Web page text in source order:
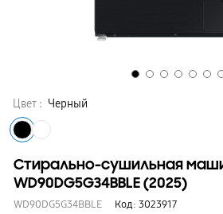
Цвет : Черный
Стирально-сушильная
WD90DG5G34BBLE (2025)
WD90DG5G34BBLE Код: 3023917